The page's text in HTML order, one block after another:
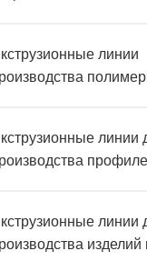
линии
линии
линии